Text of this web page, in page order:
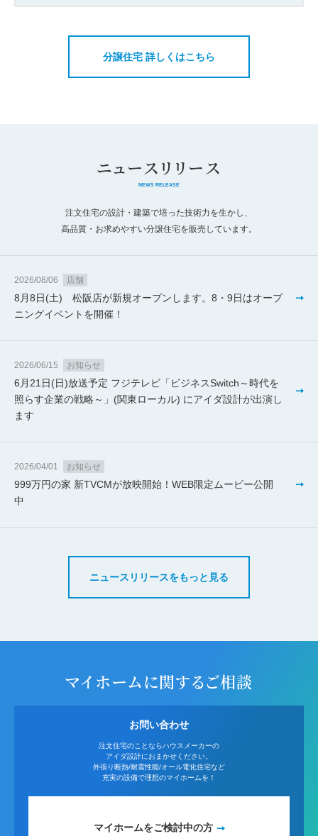
分譲住宅 詳しくはこちら
ニュースリリース
NEWS RELEASE
注文住宅の設計・建築で培った技術力を生かし、
高品質・お求めやすい分譲住宅を販売しています。
2026/08/06 店舗
8月8日(土) 松阪店が新規オープンします。8・9日はオープ
ニングイベントを開催！
2026/06/15 お知らせ
6月21日(日)放送予定 フジテレビ「ビジネスSwitch～時代を
照らす企業の戦略～」(関東ローカル) にアイダ設計が出演し
ます
2026/04/01 お知らせ
999万円の家 新TVCMが放映開始！WEB限定ムービー公開
中
ニュースリリースをもっと見る
マイホームに関するご相談
お問い合わせ
注文住宅のことならハウスメーカーの
アイダ設計におまかせください。
外張り断熱/耐震性能/オール電化住宅など
充実の設備で理想のマイホームを！
マイホームをご検討中の方